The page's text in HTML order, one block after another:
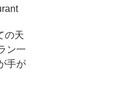
の天
ン一
手が